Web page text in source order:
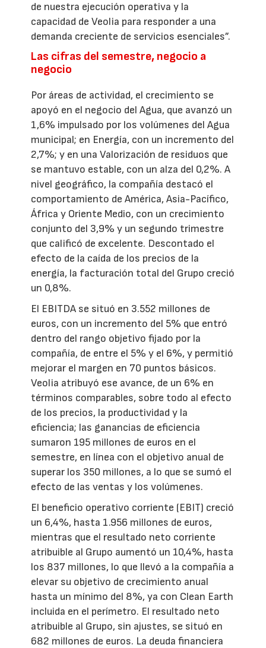
de nuestra ejecución operativa y la
capacidad de Veolia para responder a una
demanda creciente de servicios esenciales”.
Las cifras del semestre, negocio a
negocio
Por áreas de actividad, el crecimiento se
apoyó en el negocio del Agua, que avanzó un
1,6% impulsado por los volúmenes del Agua
municipal; en Energía, con un incremento del
2,7%; y en una Valorización de residuos que
se mantuvo estable, con un alza del 0,2%. A
nivel geográfico, la compañía destacó el
comportamiento de América, Asia-Pacífico,
África y Oriente Medio, con un crecimiento
conjunto del 3,9% y un segundo trimestre
que calificó de excelente. Descontado el
efecto de la caída de los precios de la
energía, la facturación total del Grupo creció
un 0,8%.
El EBITDA se situó en 3.552 millones de
euros, con un incremento del 5% que entró
dentro del rango objetivo fijado por la
compañía, de entre el 5% y el 6%, y permitió
mejorar el margen en 70 puntos básicos.
Veolia atribuyó ese avance, de un 6% en
términos comparables, sobre todo al efecto
de los precios, la productividad y la
eficiencia; las ganancias de eficiencia
sumaron 195 millones de euros en el
semestre, en línea con el objetivo anual de
superar los 350 millones, a lo que se sumó el
efecto de las ventas y los volúmenes.
El beneficio operativo corriente (EBIT) creció
un 6,4%, hasta 1.956 millones de euros,
mientras que el resultado neto corriente
atribuible al Grupo aumentó un 10,4%, hasta
los 837 millones, lo que llevó a la compañía a
elevar su objetivo de crecimiento anual
hasta un mínimo del 8%, ya con Clean Earth
incluida en el perímetro. El resultado neto
atribuible al Grupo, sin ajustes, se situó en
682 millones de euros. La deuda financiera